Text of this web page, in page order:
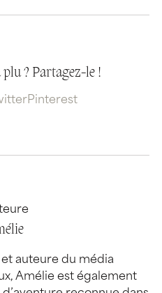
? Partagez-le !
Pinterest
auteure du média
Amélie est également